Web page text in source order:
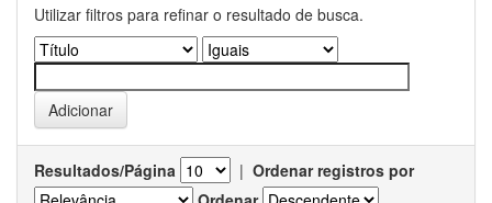
Utilizar filtros para refinar o resultado de busca.
Resultados/Página | Ordenar registros por